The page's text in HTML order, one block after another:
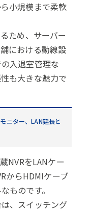
小規模まで柔軟
ため、サーバー
における動線設
入退室管理な
も大きな魅力で
ニター、LAN延長と
NVRをLANケー
からHDMIケーブ
ものです。
、スイッチング